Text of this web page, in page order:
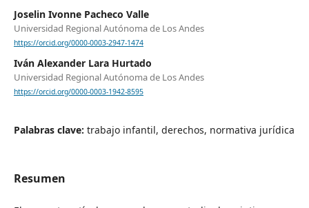
Joselin Ivonne Pacheco Valle
Universidad Regional Autónoma de Los Andes
https://orcid.org/0000-0003-2947-1474
Iván Alexander Lara Hurtado
Universidad Regional Autónoma de Los Andes
https://orcid.org/0000-0003-1942-8595
Palabras clave: trabajo infantil, derechos, normativa jurídica
Resumen